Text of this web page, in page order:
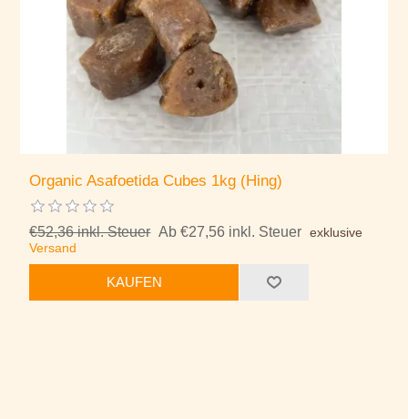
Organic Asafoetida Cubes 1kg (Hing)
€52,36 inkl. Steuer Ab €27,56 inkl. Steuer exklusive
Versand
KAUFEN